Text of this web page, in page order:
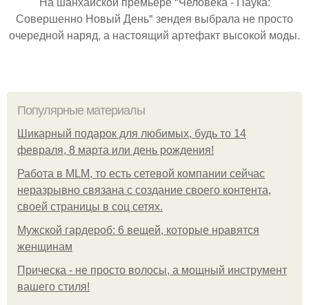
Совершенно Новый День" зендея выбрала не просто
очередной наряд, а настоящий артефакт высокой моды.
Популярные материалы
Шикарный подарок для любимых, будь то 14
февраля, 8 марта или день рождения!
Работа в MLM, то есть сетевой компании сейчас
неразрывно связана с создание своего контента,
своей страницы в соц сетях.
Мужской гардероб: 6 вещей, которые нравятся
женщинам
Прическа - не просто волосы, а мощный инструмент
вашего стиля!